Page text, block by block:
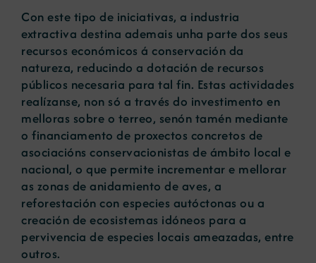
Con este tipo de iniciativas, a industria
extractiva destina ademais unha parte dos seus
recursos económicos á conservación da
natureza, reducindo a dotación de recursos
públicos necesaria para tal fin. Estas actividades
realízanse, non só a través do investimento en
melloras sobre o terreo, senón tamén mediante
o financiamento de proxectos concretos de
asociacións conservacionistas de ámbito local e
nacional, o que permite incrementar e mellorar
as zonas de anidamiento de aves, a
reforestación con especies autóctonas ou a
creación de ecosistemas idóneos para a
pervivencia de especies locais ameazadas, entre
outros.